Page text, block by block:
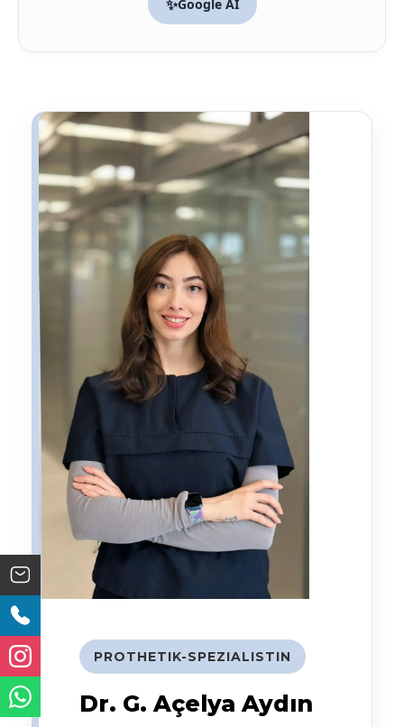
✨Google AI
PROTHETIK-SPEZIALISTIN
Dr. G. Açelya Aydın